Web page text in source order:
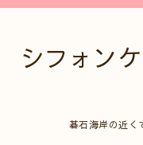
シフォン
碁石海岸の近く